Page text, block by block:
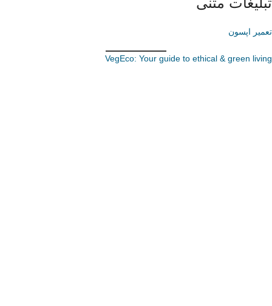
تعمیر اپسون
VegEco: Your guide to ethical & green living